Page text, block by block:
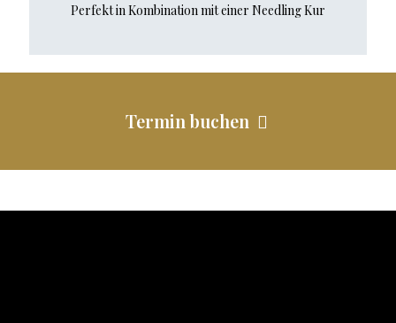
Perfekt in Kombination mit einer Needling Kur
Termin buchen